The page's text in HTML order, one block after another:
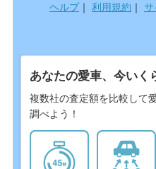
ヘルプ｜ 利用規約 ｜ サ
あなたの愛車、今いく
複数社の査定額を比較して
調べよう！